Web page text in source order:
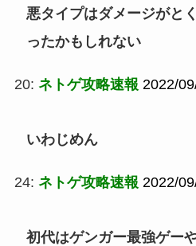
悪タイプはダメージがと
ったかもしれない
20: ネトゲ攻略速報 2022/
いわじめん
24: ネトゲ攻略速報 2022/
初代はゲンガー最強ゲー